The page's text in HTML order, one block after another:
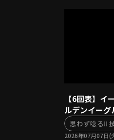
【6回表】
ルデンイーグ
思わず唸る!!
2026年07月07日(